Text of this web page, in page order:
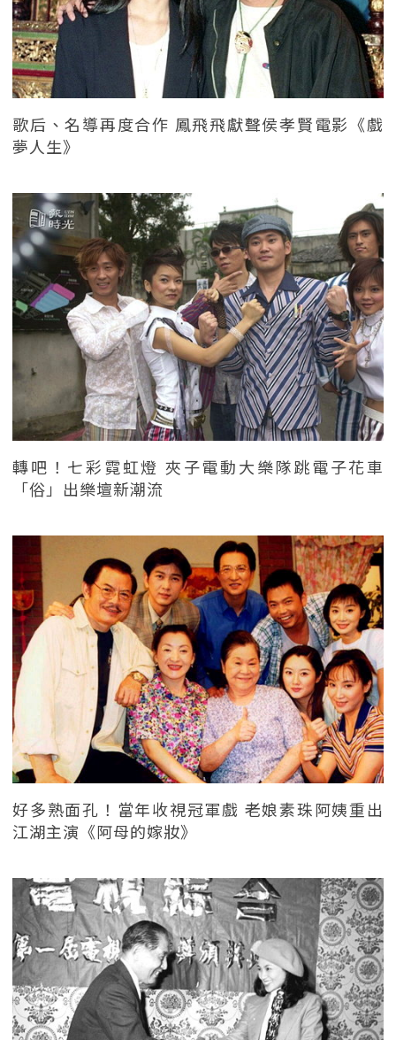
歌后、名導再度合作 鳳飛飛獻聲侯孝賢電影《戲
夢人生》
轉吧！七彩霓虹燈 夾子電動大樂隊跳電子花車
「俗」出樂壇新潮流
好多熟面孔！當年收視冠軍戲 老娘素珠阿姨重出
江湖主演《阿母的嫁妝》